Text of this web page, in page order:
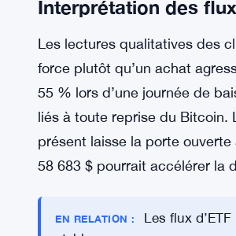
Interprétation des flux
Les lectures qualitatives des